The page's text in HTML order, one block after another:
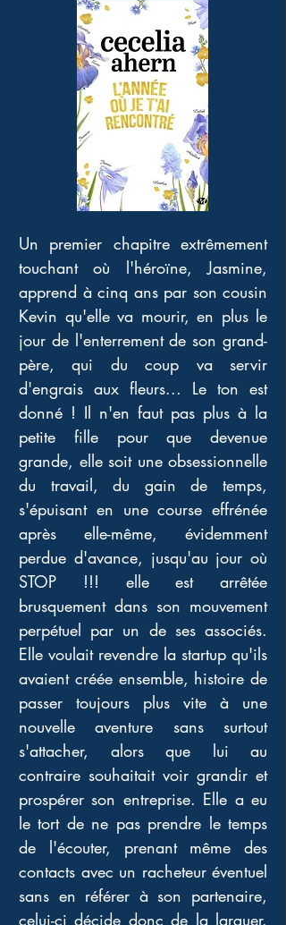
Un premier chapitre extrêmement
touchant où l'héroïne, Jasmine,
apprend à cinq ans par son cousin
Kevin qu'elle va mourir, en plus le
jour de l'enterrement de son grand-
père, qui du coup va servir
d'engrais aux fleurs... Le ton est
donné ! Il n'en faut pas plus à la
petite fille pour que devenue
grande, elle soit une obsessionnelle
du travail, du gain de temps,
s'épuisant en une course effrénée
après elle-même, évidemment
perdue d'avance, jusqu'au jour où
STOP !!! elle est arrêtée
brusquement dans son mouvement
perpétuel par un de ses associés.
Elle voulait revendre la startup qu'ils
avaient créée ensemble, histoire de
passer toujours plus vite à une
nouvelle aventure sans surtout
s'attacher, alors que lui au
contraire souhaitait voir grandir et
prospérer son entreprise. Elle a eu
le tort de ne pas prendre le temps
de l'écouter, prenant même des
contacts avec un racheteur éventuel
sans en référer à son partenaire,
celui-ci décide donc de la larguer.